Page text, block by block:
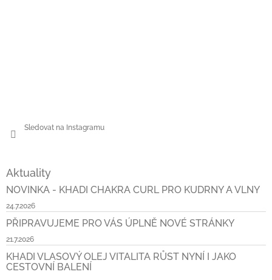
Sledovat na Instagramu
Aktuality
NOVINKA - KHADI CHAKRA CURL PRO KUDRNY A VLNY
24.7.2026
PŘIPRAVUJEME PRO VÁS ÚPLNĚ NOVÉ STRÁNKY
21.7.2026
KHADI VLASOVÝ OLEJ VITALITA RŮST NYNÍ I JAKO
CESTOVNÍ BALENÍ